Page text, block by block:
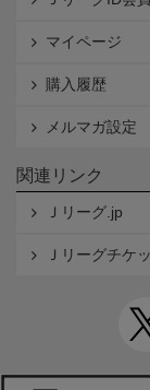
マイページ
購入履歴
メルマガ設定
関連リンク
Ｊリーグ.jp
Ｊリーグチケ